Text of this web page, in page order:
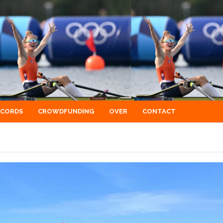
CROWDFUNDING OVER CONTACT